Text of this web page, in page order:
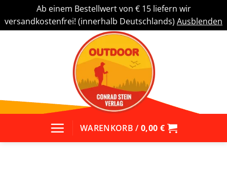
Ab einem Bestellwert von € 15 liefern wir
versandkostenfrei! (innerhalb Deutschlands) Ausblenden
WARENKORB / 0,00 €